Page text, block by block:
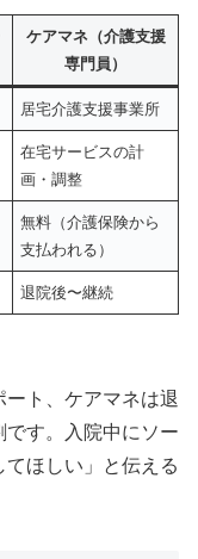
ケアマネ（介護支援
専門員）
居宅介護支援事業所
在宅サービスの計
画・調整
無料（介護保険から
支払われる）
退院後〜継続
ト、ケアマネは退
です。入院中にソー
ほしい」と伝える